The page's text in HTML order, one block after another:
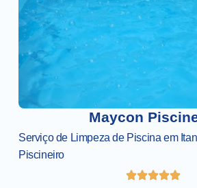
Maycon
Serviço de Limpeza de Piscina em
Piscineiro